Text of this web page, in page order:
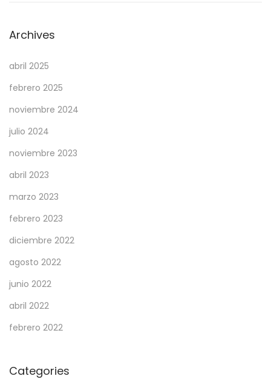
Archives
abril 2025
febrero 2025
noviembre 2024
julio 2024
noviembre 2023
abril 2023
marzo 2023
febrero 2023
diciembre 2022
agosto 2022
junio 2022
abril 2022
febrero 2022
Categories